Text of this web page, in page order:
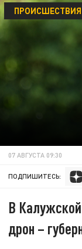
ПРОИСШЕСТВИЯ
07 АВГУСТА 09:30
ПОДПИШИТЕСЬ:
В
дрон –